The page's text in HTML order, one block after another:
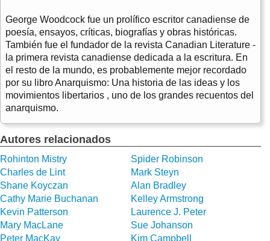
George Woodcock fue un prolífico escritor canadiense de
poesía, ensayos, críticas, biografías y obras históricas.
También fue el fundador de la revista Canadian Literature -
la primera revista canadiense dedicada a la escritura. En
el resto de la mundo, es probablemente mejor recordado
por su libro Anarquismo: Una historia de las ideas y los
movimientos libertarios , uno de los grandes recuentos del
anarquismo.
Autores relacionados
Rohinton Mistry
Spider Robinson
Charles de Lint
Mark Steyn
Shane Koyczan
Alan Bradley
Cathy Marie Buchanan
Kelley Armstrong
Kevin Patterson
Laurence J. Peter
Mary MacLane
Sue Johanson
Peter MacKay
Kim Campbell